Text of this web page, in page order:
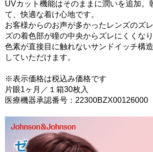
UVカット機能はそのままに潤いを追加。
て、快適な着け心地です。
お客様からのお声が多かったレンズのズ
ズの着色部が瞳の中央からズレにくくなり
色素が直接目に触れないサンドイッチ構
していただけます。
※表示価格は税込み価格です
片眼1ヶ月／１箱30枚入
医療機器承認番号：22300BZX00126000